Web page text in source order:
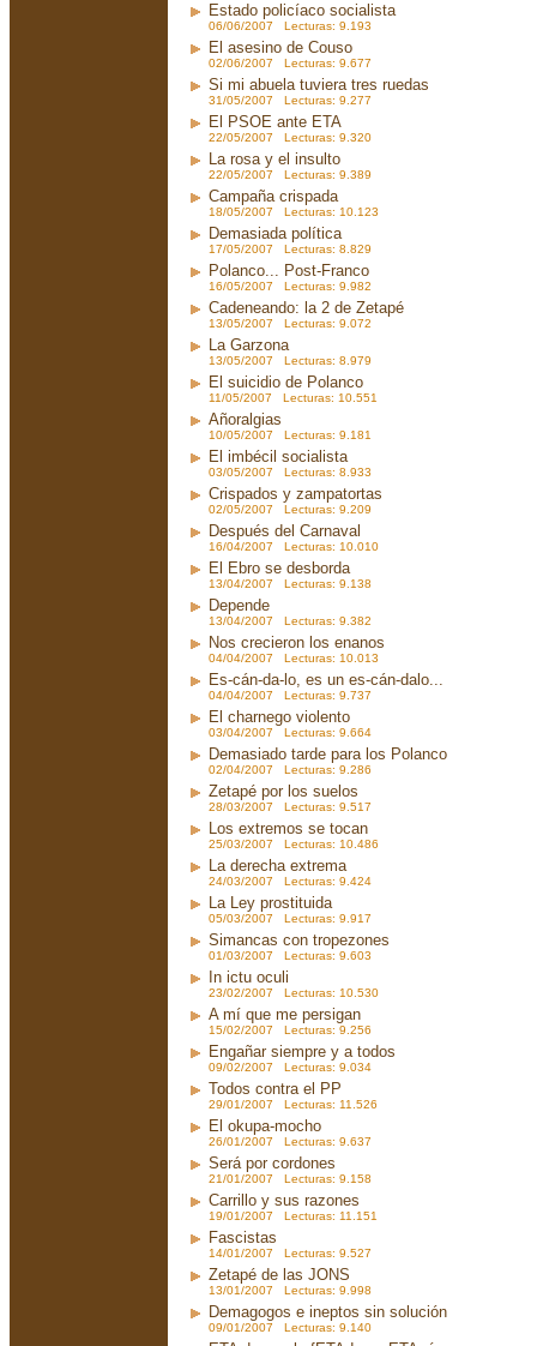
Estado policíaco socialista
06/06/2007 Lecturas: 9.193
El asesino de Couso
02/06/2007 Lecturas: 9.677
Si mi abuela tuviera tres ruedas
31/05/2007 Lecturas: 9.277
El PSOE ante ETA
22/05/2007 Lecturas: 9.320
La rosa y el insulto
22/05/2007 Lecturas: 9.389
Campaña crispada
18/05/2007 Lecturas: 10.123
Demasiada política
17/05/2007 Lecturas: 8.829
Polanco... Post-Franco
16/05/2007 Lecturas: 9.982
Cadeneando: la 2 de Zetapé
13/05/2007 Lecturas: 9.072
La Garzona
13/05/2007 Lecturas: 8.979
El suicidio de Polanco
11/05/2007 Lecturas: 10.551
Añoralgias
10/05/2007 Lecturas: 9.181
El imbécil socialista
03/05/2007 Lecturas: 8.933
Crispados y zampatortas
02/05/2007 Lecturas: 9.209
Después del Carnaval
16/04/2007 Lecturas: 10.010
El Ebro se desborda
13/04/2007 Lecturas: 9.138
Depende
13/04/2007 Lecturas: 9.382
Nos crecieron los enanos
04/04/2007 Lecturas: 10.013
Es-cán-da-lo, es un es-cán-dalo...
04/04/2007 Lecturas: 9.737
El charnego violento
03/04/2007 Lecturas: 9.664
Demasiado tarde para los Polanco
02/04/2007 Lecturas: 9.286
Zetapé por los suelos
28/03/2007 Lecturas: 9.517
Los extremos se tocan
25/03/2007 Lecturas: 10.486
La derecha extrema
24/03/2007 Lecturas: 9.424
La Ley prostituida
05/03/2007 Lecturas: 9.917
Simancas con tropezones
01/03/2007 Lecturas: 9.603
In ictu oculi
23/02/2007 Lecturas: 10.530
A mí que me persigan
15/02/2007 Lecturas: 9.256
Engañar siempre y a todos
09/02/2007 Lecturas: 9.034
Todos contra el PP
29/01/2007 Lecturas: 11.526
El okupa-mocho
26/01/2007 Lecturas: 9.637
Será por cordones
21/01/2007 Lecturas: 9.158
Carrillo y sus razones
19/01/2007 Lecturas: 11.151
Fascistas
14/01/2007 Lecturas: 9.527
Zetapé de las JONS
13/01/2007 Lecturas: 9.998
Demagogos e ineptos sin solución
09/01/2007 Lecturas: 9.140